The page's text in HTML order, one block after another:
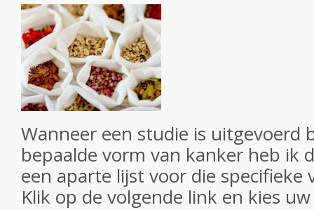
Wanneer een studie is uitgevoerd
bepaalde vorm van kanker heb ik
een aparte lijst voor die specifieke
Klik op de volgende link en kies